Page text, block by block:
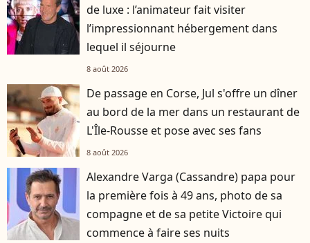
de luxe : l’animateur fait visiter
l’impressionnant hébergement dans
lequel il séjourne
8 août 2026
De passage en Corse, Jul s'offre un dîner
au bord de la mer dans un restaurant de
L'Île-Rousse et pose avec ses fans
8 août 2026
Alexandre Varga (Cassandre) papa pour
la première fois à 49 ans, photo de sa
compagne et de sa petite Victoire qui
commence à faire ses nuits